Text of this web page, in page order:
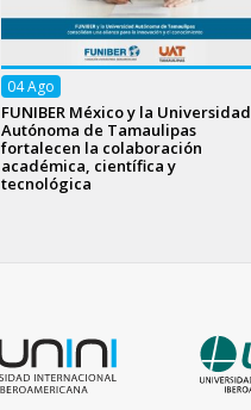
04Ago
FUNIBER México y la Universidad
Autónoma de Tamaulipas
fortalecen la colaboración
académica, científica y
tecnológica